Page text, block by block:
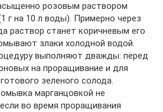
розовым раствором
г на 10 л воды). Примерно через
раствор станет коричневым его
злаки холодной водой.
выполняют дважды: перед
на проращивание и для
зеленого солода.
марганцовкой не
во время проращивания